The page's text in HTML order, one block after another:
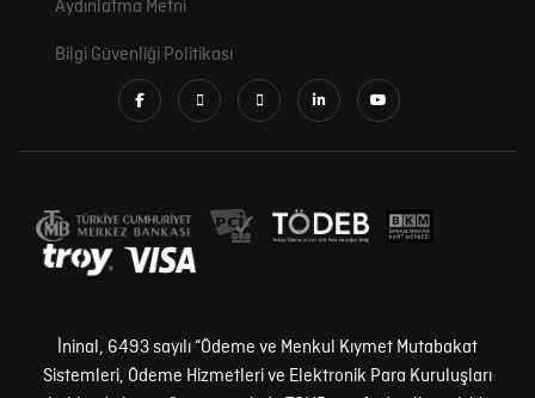
Aydınlatma Metni
Bilgi Güvenliği Politikası
İninal, 6493 sayılı “Ödeme ve Menkul Kıymet Mutabakat
Sistemleri, Ödeme Hizmetleri ve Elektronik Para Kuruluşları